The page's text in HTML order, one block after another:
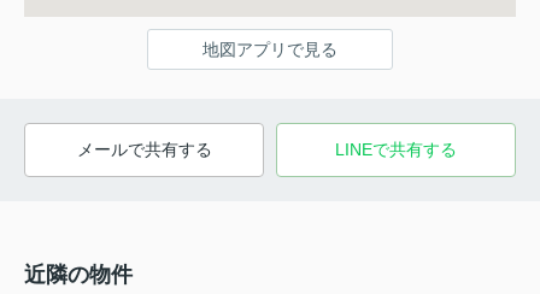
地図アプリで見る
メールで共有する LINEで共有する
近隣の物件